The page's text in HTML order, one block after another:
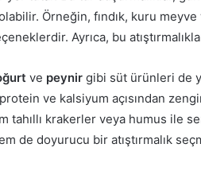
olabilir. Örneğin, fındık, kuru
Ayrıca, bu
ve peynir gibi süt ürünleri de
ve kalsiyum açısından
tahıllı krakerler veya humus ile
de doyurucu bir atıştırmalık